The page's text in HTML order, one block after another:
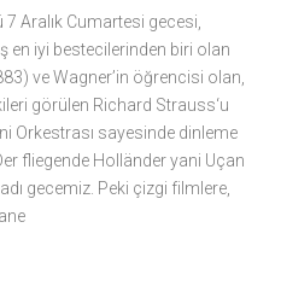
Aralık Cumartesi gecesi,
en iyi bestecilerinden biri olan
ve Wagner’in öğrencisi olan,
görülen Richard Strauss‘u
Orkestrası sayesinde dinleme
fliegende Holländer yani Uçan
gecemiz. Peki çizgi filmlere,